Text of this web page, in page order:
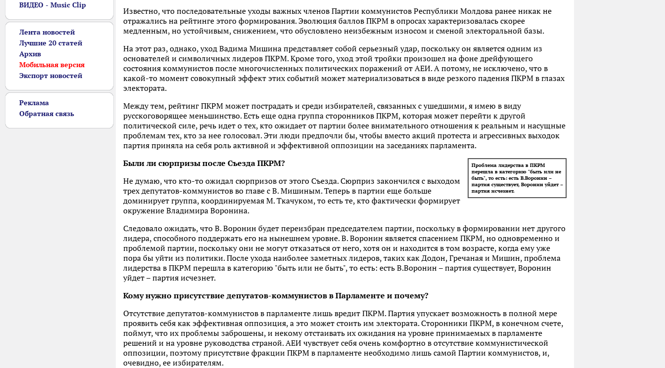
ВИДЕО - Music Clip
Лента новостей
Лучшие 20 статей
Архив
Мобильная версия
Экспорт новостей
Реклама
Обратная связь
Известно, что последовательные уходы важных членов Партии коммунистов Республики Молдова ранее никак не
отражались на рейтинге этого формирования. Эволюция баллов ПКРМ в опросах характеризовалась скорее
медленным, но устойчивым, снижением, что обусловлено неизбежным износом и сменой электоральной базы.
На этот раз, однако, уход Вадима Мишина представляет собой серьезный удар, поскольку он является одним из
основателей и символичных лидеров ПКРМ. Кроме того, уход этой тройки произошел на фоне дрейфующего
состояния коммунистов после многочисленных политических поражений от АЕИ. А потому, не исключено, что в
какой-то момент совокупный эффект этих событий может материализоваться в виде резкого падения ПКРМ в глазах
электората.
Между тем, рейтинг ПКРМ может пострадать и среди избирателей, связанных с ушедшими, я имею в виду
русскоговорящее меньшинство. Есть еще одна группа сторонников ПКРМ, которая может перейти к другой
политической силе, речь идет о тех, кто ожидает от партии более внимательного отношения к реальным и насущные
проблемам тех, кто за нее голосовал. Эти люди предпочли бы, чтобы вместо акций протеста и агрессивных выходок
партия приняла на себя роль активной и эффективной оппозиции на заседаниях парламента.
Проблема лидерства в ПКРМ
перешла в категорию "быть или не
быть", то есть: есть В.Воронин –
партия существует, Воронин уйдет –
партия исчезнет.
Были ли сюрпризы после Съезда ПКРМ?
Не думаю, что кто-то ожидал сюрпризов от этого Съезда. Сюрприз закончился с выходом
трех депутатов-коммунистов во главе с В. Мишиным. Теперь в партии еще больше
доминирует группа, координируемая М. Ткачуком, то есть те, кто фактически формирует
окружение Владимира Воронина.
Следовало ожидать, что В. Воронин будет переизбран председателем партии, поскольку в формировании нет другого
лидера, способного поддержать его на нынешнем уровне. В. Воронин является спасением ПКРМ, но одновременно и
проблемой партии, поскольку они не могут отказаться от него, хотя он и находится в том возрасте, когда ему уже
пора бы уйти из политики. После ухода наиболее заметных лидеров, таких как Додон, Гречаная и Мишин, проблема
лидерства в ПКРМ перешла в категорию "быть или не быть", то есть: есть В.Воронин – партия существует, Воронин
уйдет – партия исчезнет.
Кому нужно присутствие депутатов-коммунистов в Парламенте и почему?
Отсутствие депутатов-коммунистов в парламенте лишь вредит ПКРМ. Партия упускает возможность в полной мере
проявить себя как эффективная оппозиция, а это может стоить им электората. Сторонники ПКРМ, в конечном счете,
поймут, что их проблемы заброшены, и некому отстаивать их ожидания на уровне принимаемых в парламенте
решений и на уровне руководства страной. АЕИ чувствует себя очень комфортно в отсутствие коммунистической
оппозиции, поэтому присутствие фракции ПКРМ в парламенте необходимо лишь самой Партии коммунистов, и,
очевидно, ее избирателям.